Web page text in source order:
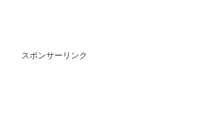
スポンサーリンク